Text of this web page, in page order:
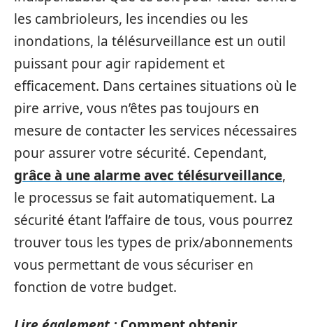
les cambrioleurs, les incendies ou les
inondations, la télésurveillance est un outil
puissant pour agir rapidement et
efficacement. Dans certaines situations où le
pire arrive, vous n’êtes pas toujours en
mesure de contacter les services nécessaires
pour assurer votre sécurité. Cependant,
grâce à une alarme avec télésurveillance,
le processus se fait automatiquement. La
sécurité étant l’affaire de tous, vous pourrez
trouver tous les types de prix/abonnements
vous permettant de vous sécuriser en
fonction de votre budget.